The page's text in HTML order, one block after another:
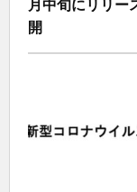
月中旬にリリー
開